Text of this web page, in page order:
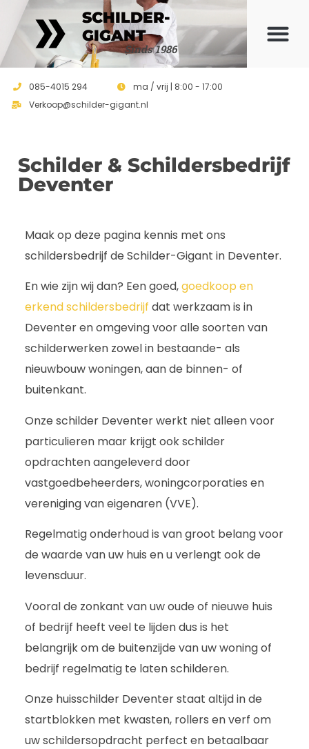
SCHILDER-
GIGANT
Sinds 1986
085-4015 294
ma / vrij | 8:00 - 17:00
Verkoop@schilder-gigant.nl
Schilder & Schildersbedrijf
Deventer
Maak op deze pagina kennis met ons
schildersbedrijf de Schilder-Gigant in Deventer.
En wie zijn wij dan? Een goed,goedkoop en
erkend schildersbedrijf dat werkzaam is in
Deventer en omgeving voor alle soorten van
schilderwerken zowel in bestaande- als
nieuwbouw woningen, aan de binnen- of
buitenkant.
Onze schilder Deventer werkt niet alleen voor
particulieren maar krijgt ook schilder
opdrachten aangeleverd door
vastgoedbeheerders, woningcorporaties en
vereniging van eigenaren (VVE).
Regelmatig onderhoud is van groot belang voor
de waarde van uw huis en u verlengt ook de
levensduur.
Vooral de zonkant van uw oude of nieuwe huis
of bedrijf heeft veel te lijden dus is het
belangrijk om de buitenzijde van uw woning of
bedrijf regelmatig te laten schilderen.
Onze huisschilder Deventer staat altijd in de
startblokken met kwasten, rollers en verf om
uw schildersopdracht perfect en betaalbaar